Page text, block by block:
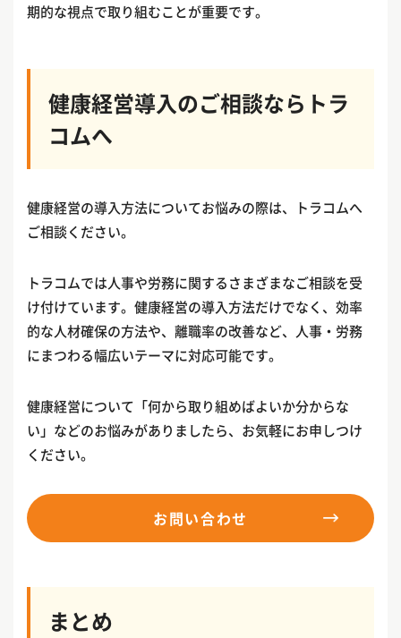
期的な視点で取り組むことが重要です。
健康経営導入のご相談ならトラ
コムへ
健康経営の導入方法についてお悩みの際は、トラコムへ
ご相談ください。
トラコムでは人事や労務に関するさまざまなご相談を受
け付けています。健康経営の導入方法だけでなく、効率
的な人材確保の方法や、離職率の改善など、人事・労務
にまつわる幅広いテーマに対応可能です。
健康経営について「何から取り組めばよいか分からな
い」などのお悩みがありましたら、お気軽にお申しつけ
ください。
お問い合わせ
まとめ